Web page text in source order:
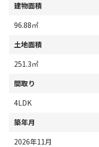
建物面積
96.88㎡
土地面積
251.3㎡
間取り
4LDK
築年月
2026年11月